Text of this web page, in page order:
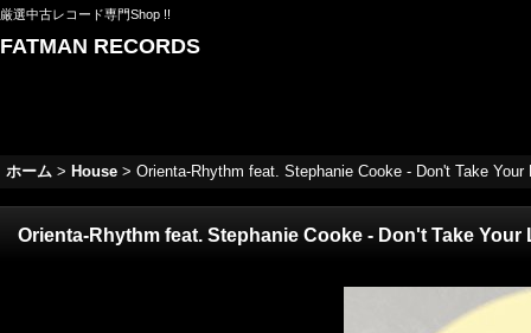
厳選中古レコード専門Shop !!
FATMAN RECORDS
ホーム > House > Orienta-Rhythm feat. Stephanie Cooke - Don't Take Your
Orienta-Rhythm feat. Stephanie Cooke - Don't Take Your